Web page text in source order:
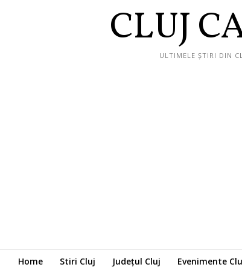
CLUJ
ULTIMELE ȘTIRI DIN
Home Stiri Cluj Județul Cluj Evenimente